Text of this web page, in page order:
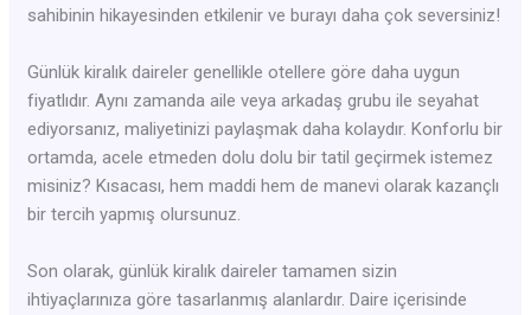
sahibinin hikayesinden etkilenir ve burayı daha çok seversiniz!
Günlük kiralık daireler genellikle otellere göre daha uygun
fiyatlıdır. Aynı zamanda aile veya arkadaş grubu ile seyahat
ediyorsanız, maliyetinizi paylaşmak daha kolaydır. Konforlu bir
ortamda, acele etmeden dolu dolu bir tatil geçirmek istemez
misiniz? Kısacası, hem maddi hem de manevi olarak kazançlı
bir tercih yapmış olursunuz.
Son olarak, günlük kiralık daireler tamamen sizin
ihtiyaçlarınıza göre tasarlanmış alanlardır. Daire içerisinde